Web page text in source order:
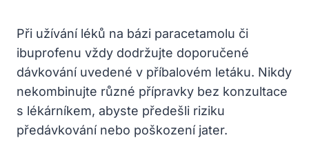
Při užívání léků na bázi paracetamolu či
ibuprofenu vždy dodržujte doporučené
dávkování uvedené v příbalovém letáku. Nikdy
nekombinujte různé přípravky bez konzultace
s lékárníkem, abyste předešli riziku
předávkování nebo poškození jater.